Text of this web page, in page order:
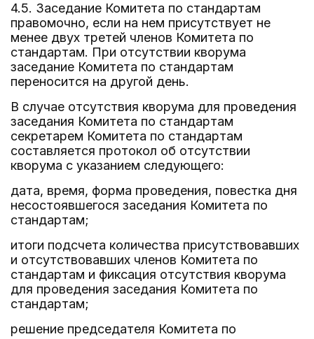
4.5. Заседание Комитета по стандартам
правомочно, если на нем присутствует не
менее двух третей членов Комитета по
стандартам. При отсутствии кворума
заседание Комитета по стандартам
переносится на другой день.
В случае отсутствия кворума для проведения
заседания Комитета по стандартам
секретарем Комитета по стандартам
составляется протокол об отсутствии
кворума с указанием следующего:
дата, время, форма проведения, повестка дня
несостоявшегося заседания Комитета по
стандартам;
итоги подсчета количества присутствовавших
и отсутствовавших членов Комитета по
стандартам и фиксация отсутствия кворума
для проведения заседания Комитета по
стандартам;
решение председателя Комитета по